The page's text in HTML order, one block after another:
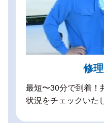
修
最短〜30分で到着！
状況をチェックいた